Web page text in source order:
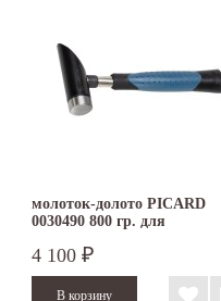
молоток-долото PICARD
0030490 800 гр. для
4 100 ₽